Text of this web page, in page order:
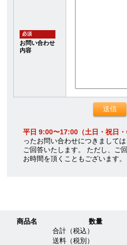
必須
お問い合わせ
内容
平日 9:00〜17:00（土日・祝日・
ったお問い合わせにつきまして
ご回答いたします。 ただし、ご
お時間を頂くこともございます。
商品名 数量
合計（税込）
送料（税別）